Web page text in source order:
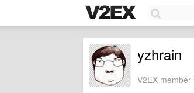
yzhrain
V2EX